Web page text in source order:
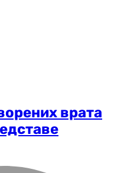
врата